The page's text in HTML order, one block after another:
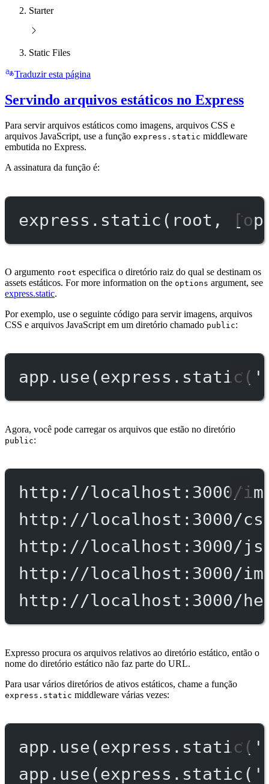
Starter
Static Files
Traduzir esta página
Servindo arquivos estáticos no Express
Para servir arquivos estáticos como imagens, arquivos CSS e
arquivos JavaScript, use a função express.static middleware
embutida no Express.
A assinatura da função é:
express. static (root,
O argumento root especifica o diretório raiz do qual se destinam os
assets estáticos. For more information on the options argument, see
express.static.
Por exemplo, use o seguinte código para servir imagens, arquivos
CSS e arquivos JavaScript em um diretório chamado public:
app. use(express. static (
Agora, você pode carregar os arquivos que estão no diretório
public:
http://localhost:3000/
http://localhost:3000/
http://localhost:3000/
http://localhost:3000/
http://localhost:3000/
Expresso procura os arquivos relativos ao diretório estático, então o
nome do diretório estático não faz parte do URL.
Para usar vários diretórios de ativos estáticos, chame a função
express.static middleware várias vezes:
app. use(express. static (
app. use(express. static (